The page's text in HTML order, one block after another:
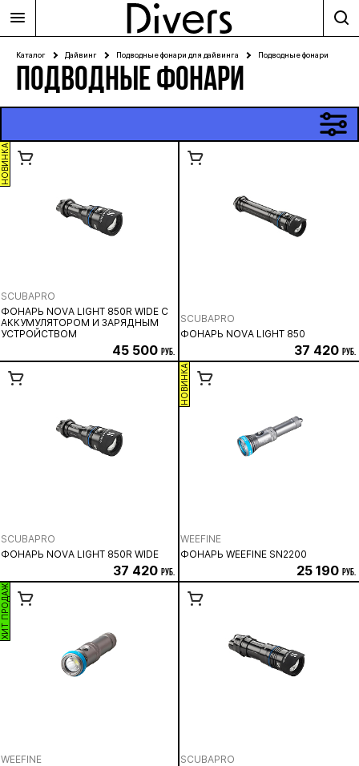
ПОДВОДНЫЕ ФОНАРИ
Каталог Дайвинг Подводные фонари для дайвинга Подводные фонари
НОВИНКА
SCUBAPRO
ФОНАРЬ NOVA LIGHT 850R WIDE С
АККУМУЛЯТОРОМ И ЗАРЯДНЫМ
УСТРОЙСТВОМ
45 500 руб.
SCUBAPRO
ФОНАРЬ NOVA LIGHT 850
37 420 руб.
SCUBAPRO
ФОНАРЬ NOVA LIGHT 850R WIDE
37 420 руб.
НОВИНКА
WEEFINE
ФОНАРЬ WEEFINE SN2200
25 190 руб.
ХИТ ПРОДАЖ
WEEFINE
SCUBAPRO